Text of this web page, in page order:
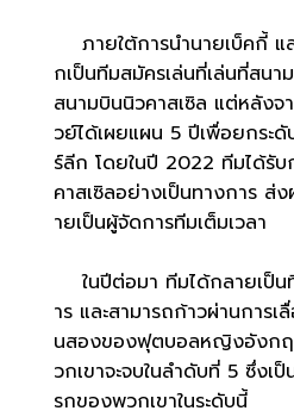
ภายใต้การนำนายเบ็คกี้ แ
กเป็นทีมสมัครเล่นที่เล่นที่สน
สนามบินนิวคาสเซิล แต่หลังจ
วย์ได้เผยแผน 5 ปีเพื่อยกระ
ร์ลีก โดยในปี 2022 ทีมได้รับ
คาสเซิลอย่างเป็นทางการ ส่
ายเป็นผู้จัดการทีมเต็มเวลา
ในปีต่อมา ทีมได้กลายเป็น
าร และสามารถก้าวผ่านการ
นสองของฟุตบอลหญิงอังก
วกเขาจะจบในลำดับที่ 5 ซึ่งเ
รกของพวกเขาในระดับนี้